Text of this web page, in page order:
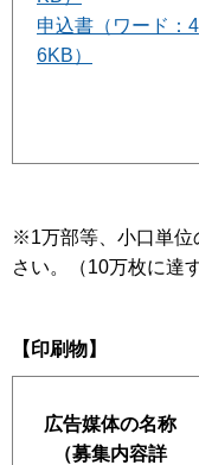
申込書（ワード：4
6KB）
※1万部等、小口単位
さい。（10万枚に達
【印刷物】
広告媒体の名称
（募集内容詳